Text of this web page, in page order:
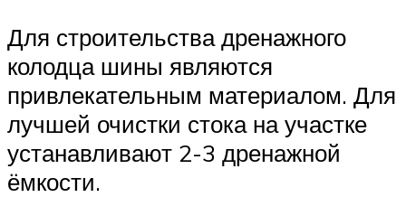
Для строительства дренажного
колодца шины являются
привлекательным материалом. Для
лучшей очистки стока на участке
устанавливают 2-3 дренажной
ёмкости.